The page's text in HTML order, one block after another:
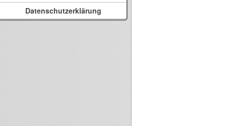
Datenschutzerklärung